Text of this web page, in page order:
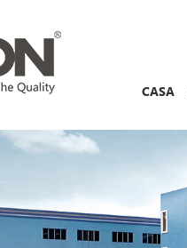
CASA